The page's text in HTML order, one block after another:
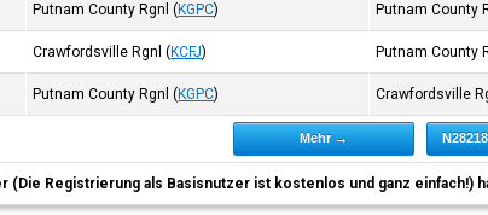
Putnam County Rgnl (KGPC) Putnam County
Crawfordsville Rgnl (KCFJ) Putnam County
Putnam County Rgnl (KGPC) Crawfordsville
Mehr →
(Die Registrierung als Basisnutzer ist kostenlos und ganz